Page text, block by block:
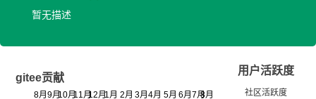
暂无描述
gitee贡献
用户活跃度